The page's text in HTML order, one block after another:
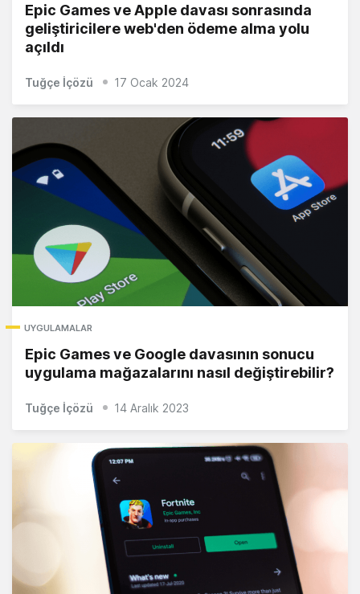
Epic Games ve Apple davası sonrasında
geliştiricilere web'den ödeme alma yolu
açıldı
Tuğçe İçözü 17 Ocak 2024
UYGULAMALAR
Epic Games ve Google davasının sonucu
uygulama mağazalarını nasıl değiştirebilir?
Tuğçe İçözü 14 Aralık 2023